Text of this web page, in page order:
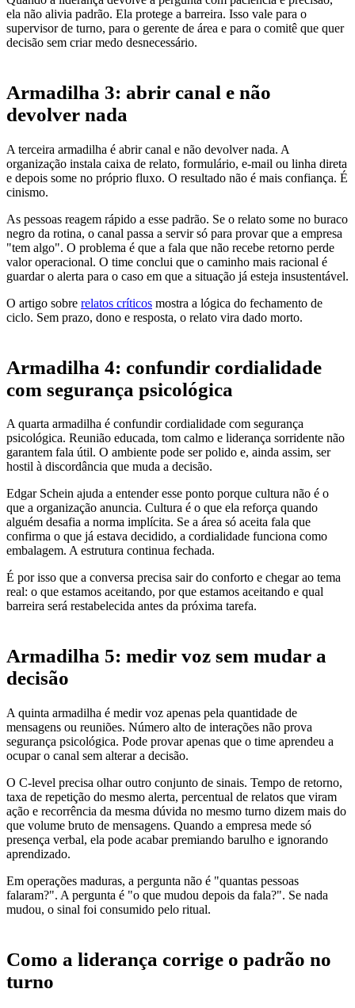
ela não alivia padrão. Ela protege a barreira. Isso vale para o
supervisor de turno, para o gerente de área e para o comitê que quer
decisão sem criar medo desnecessário.
Armadilha 3: abrir canal e não
devolver nada
A terceira armadilha é abrir canal e não devolver nada. A
organização instala caixa de relato, formulário, e-mail ou linha direta
e depois some no próprio fluxo. O resultado não é mais confiança. É
cinismo.
As pessoas reagem rápido a esse padrão. Se o relato some no buraco
negro da rotina, o canal passa a servir só para provar que a empresa
"tem algo". O problema é que a fala que não recebe retorno perde
valor operacional. O time conclui que o caminho mais racional é
guardar o alerta para o caso em que a situação já esteja insustentável.
O artigo sobre relatos críticos mostra a lógica do fechamento de
ciclo. Sem prazo, dono e resposta, o relato vira dado morto.
Armadilha 4: confundir cordialidade
com segurança psicológica
A quarta armadilha é confundir cordialidade com segurança
psicológica. Reunião educada, tom calmo e liderança sorridente não
garantem fala útil. O ambiente pode ser polido e, ainda assim, ser
hostil à discordância que muda a decisão.
Edgar Schein ajuda a entender esse ponto porque cultura não é o
que a organização anuncia. Cultura é o que ela reforça quando
alguém desafia a norma implícita. Se a área só aceita fala que
confirma o que já estava decidido, a cordialidade funciona como
embalagem. A estrutura continua fechada.
É por isso que a conversa precisa sair do conforto e chegar ao tema
real: o que estamos aceitando, por que estamos aceitando e qual
barreira será restabelecida antes da próxima tarefa.
Armadilha 5: medir voz sem mudar a
decisão
A quinta armadilha é medir voz apenas pela quantidade de
mensagens ou reuniões. Número alto de interações não prova
segurança psicológica. Pode provar apenas que o time aprendeu a
ocupar o canal sem alterar a decisão.
O C-level precisa olhar outro conjunto de sinais. Tempo de retorno,
taxa de repetição do mesmo alerta, percentual de relatos que viram
ação e recorrência da mesma dúvida no mesmo turno dizem mais do
que volume bruto de mensagens. Quando a empresa mede só
presença verbal, ela pode acabar premiando barulho e ignorando
aprendizado.
Em operações maduras, a pergunta não é "quantas pessoas
falaram?". A pergunta é "o que mudou depois da fala?". Se nada
mudou, o sinal foi consumido pelo ritual.
Como a liderança corrige o padrão no
turno